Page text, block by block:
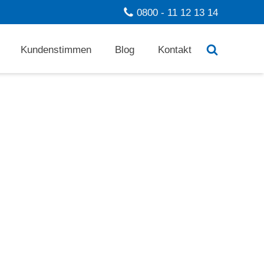
0800 - 11 12 13 14
Kundenstimmen Blog Kontakt